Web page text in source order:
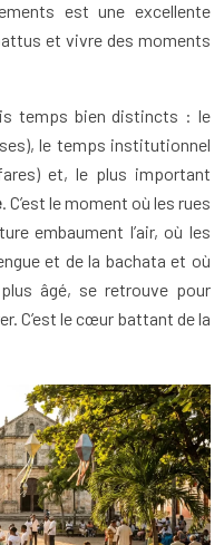
est une excellente
et vivre des moments
temps bien distincts : le
le temps institutionnel
et, le plus important
. C’est le moment où les rues
embaument l’air, où les
et de la bachata et où
âgé, se retrouve pour
C’est le cœur battant de la